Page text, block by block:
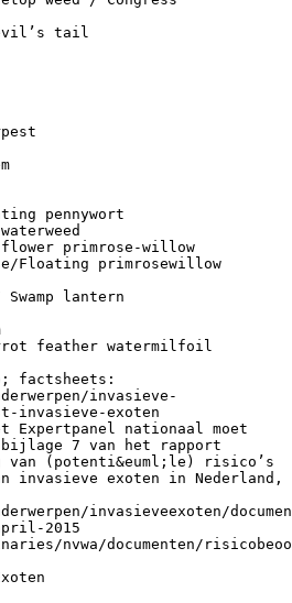
tail
pennywort
primrose-willow
Floating primrosewillow
lantern
feather watermilfoil
factsheets:
invasieve-
invasieve-exoten
Expertpanel nationaal moet
bijlage 7 van het rapport
van (potenti&euml;le) risico’s
invasieve exoten in Nederland,
invasieveexoten/
2015
nvwa/documenten/